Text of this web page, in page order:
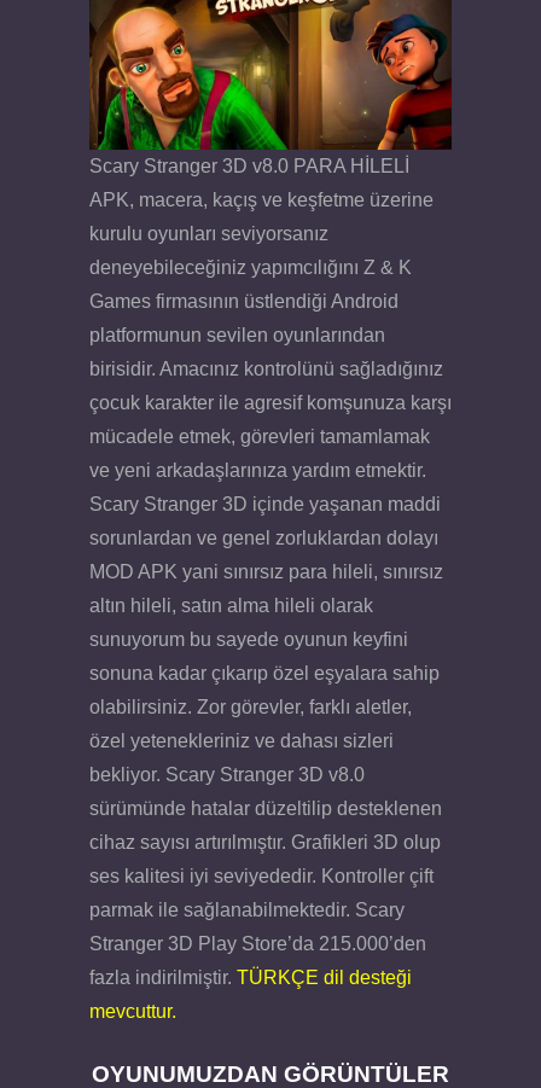
Scary Stranger 3D v8.0 PARA HİLELİ
APK, macera, kaçış ve keşfetme üzerine
kurulu oyunları seviyorsanız
deneyebileceğiniz yapımcılığını Z & K
Games firmasının üstlendiği Android
platformunun sevilen oyunlarından
birisidir. Amacınız kontrolünü sağladığınız
çocuk karakter ile agresif komşunuza karşı
mücadele etmek, görevleri tamamlamak
ve yeni arkadaşlarınıza yardım etmektir.
Scary Stranger 3D içinde yaşanan maddi
sorunlardan ve genel zorluklardan dolayı
MOD APK yani sınırsız para hileli, sınırsız
altın hileli, satın alma hileli olarak
sunuyorum bu sayede oyunun keyfini
sonuna kadar çıkarıp özel eşyalara sahip
olabilirsiniz. Zor görevler, farklı aletler,
özel yetenekleriniz ve dahası sizleri
bekliyor. Scary Stranger 3D v8.0
sürümünde hatalar düzeltilip desteklenen
cihaz sayısı artırılmıştır. Grafikleri 3D olup
ses kalitesi iyi seviyededir. Kontroller çift
parmak ile sağlanabilmektedir. Scary
Stranger 3D Play Store’da 215.000’den
fazla indirilmiştir. TÜRKÇE dil desteği
mevcuttur.
OYUNUMUZDAN GÖRÜNTÜLER